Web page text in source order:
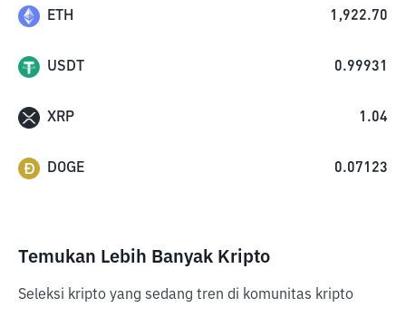
ETH 1,922.70
USDT 0.99931
XRP 1.04
DOGE 0.07123
Temukan Lebih Banyak Kripto
Seleksi kripto yang sedang tren di komunitas kripto